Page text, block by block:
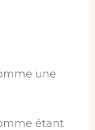
une
étant